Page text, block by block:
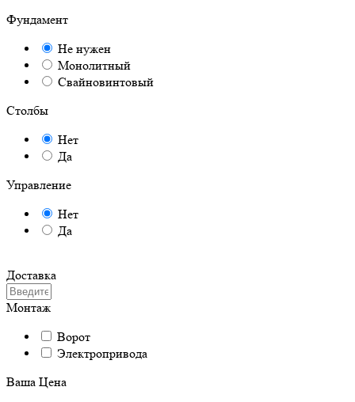
Фундамент
Не нужен
Монолитный
Свайновинтовый
Столбы
Нет
Да
Управление
Нет
Да
Доставка
Монтаж
Ворот
Электропривода
Ваша Цена